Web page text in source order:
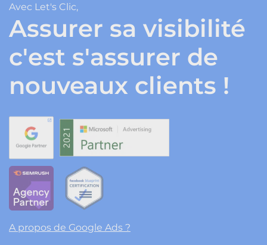
Avec Let's Clic,
Assurer sa visibilité
c'est s'assurer de
nouveaux clients !
A propos de Google Ads ?